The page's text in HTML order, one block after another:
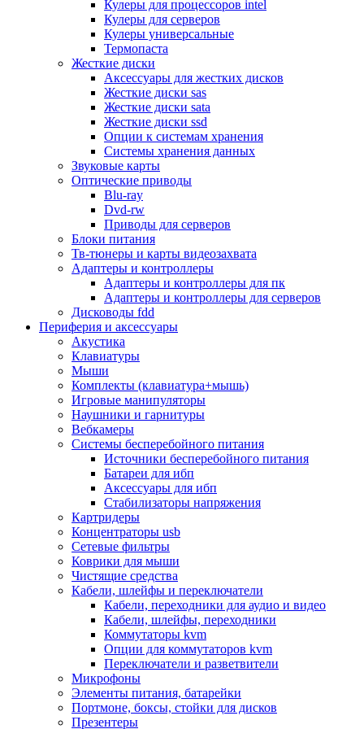
Микрофоны
Элементы питания, батарейки
Портмоне, боксы, стойки для дисков
Презентеры
Виртуальные очки
Аксессуары и опции для ноутбуков
Клавиатуры для ноутбуков
Сумки
Адаптеры и зарядные устройства
Подставки
Док станции, порт репликаторы
Батареи
Разное
Носители информации
Внешние жесткие диски
Карты памяти
Оптические носители
Blu-ray
Cd-r
Cd-rw
Dvd-r
Dvdrw
Серверы
Программное обеспечение
Операционные системы
Антивирусное по
Офисные приложения
Неттопы, тонкие клиенты, платформы nuc
Микрокомпьютеры
Опции для компьютеров
Бытовая техника
Кухонная техника
Блендеры, измельчители
Блинницы
Вакуумные упаковщики
Весы кухонные
Гриль
Дистилляторы
Йогуртницы
Кофеварки и кофемашины
Кофемолки
Кухонные комбайны
Ломтерезки
Микроволновые печи
Миксеры
Мини-печи
Мойки
Мультиварки
Кулеры для процессоров intel
Кулеры для серверов
Кулеры универсальные
Термопаста
Жесткие диски
Аксессуары для жестких дисков
Жесткие диски sas
Жесткие диски sata
Жесткие диски ssd
Опции к системам хранения
Системы хранения данных
Звуковые карты
Оптические приводы
Blu-ray
Dvd-rw
Приводы для серверов
Блоки питания
Тв-тюнеры и карты видеозахвата
Адаптеры и контроллеры
Адаптеры и контроллеры для пк
Адаптеры и контроллеры для серверов
Дисководы fdd
Периферия и аксессуары
Акустика
Клавиатуры
Мыши
Комплекты (клавиатура+мышь)
Игровые манипуляторы
Наушники и гарнитуры
Вебкамеры
Системы бесперебойного питания
Источники бесперебойного питания
Батареи для ибп
Аксессуары для ибп
Стабилизаторы напряжения
Картридеры
Концентраторы usb
Сетевые фильтры
Коврики для мыши
Чистящие средства
Кабели, шлейфы и переключатели
Кабели, переходники для аудио и видео
Кабели, шлейфы, переходники
Коммутаторы kvm
Опции для коммутаторов kvm
Переключатели и разветвители
Микрофоны
Элементы питания, батарейки
Портмоне, боксы, стойки для дисков
Презентеры